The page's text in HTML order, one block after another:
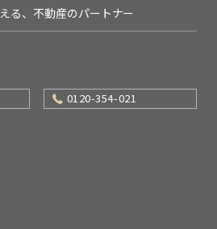
る、不動産のパートナー
0120-354-021